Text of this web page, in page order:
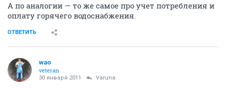
А по аналогии — то же самое про учет потребления и
оплату горячего водоснабжения.
ОТВЕТИТЬ
wao
veteran
30 января 2011 Varuna